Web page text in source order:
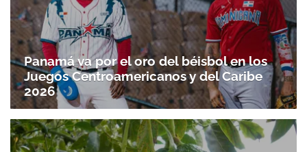
Panamá va por el oro del béisbol en los
Juegos Centroamericanos y del Caribe
2026